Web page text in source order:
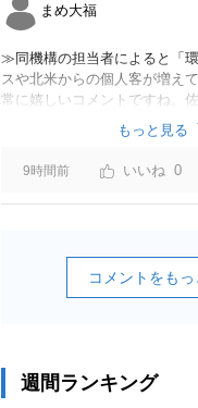
まめ大福
≫同機構の担当者によると「
スや北米からの個人客が増え
常に嬉しいコメントですね。
然が相まっての土地となって
環境意識の低い人は来ないで
れるんじゃないか」と勝手に
の人は来ないでほしいですね。
もっと見る
9時間前 0
コメントをもっ
週間ランキング